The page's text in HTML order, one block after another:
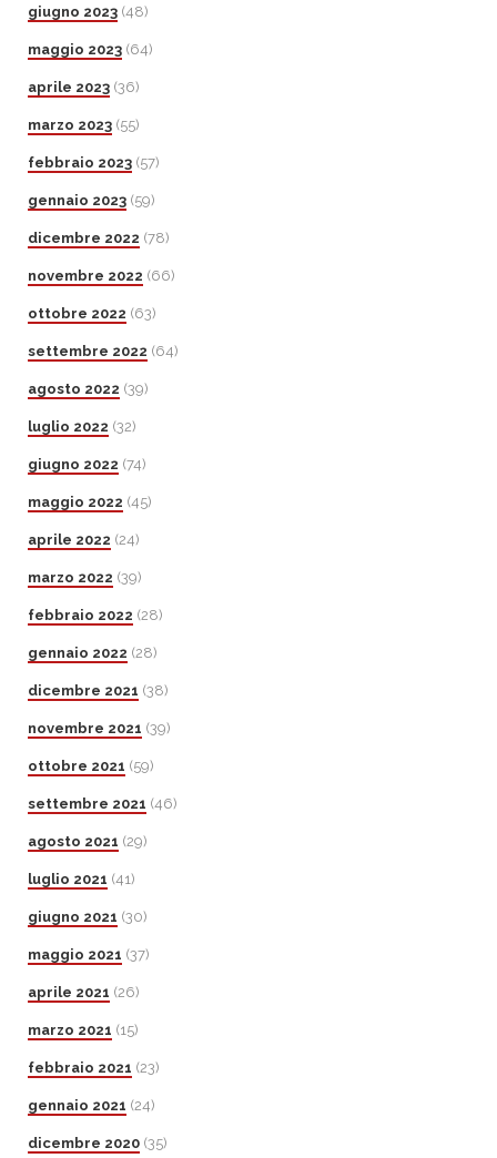
giugno 2023 (48)
maggio 2023 (64)
aprile 2023 (36)
marzo 2023 (55)
febbraio 2023 (57)
gennaio 2023 (59)
dicembre 2022 (78)
novembre 2022 (66)
ottobre 2022 (63)
settembre 2022 (64)
agosto 2022 (39)
luglio 2022 (32)
giugno 2022 (74)
maggio 2022 (45)
aprile 2022 (24)
marzo 2022 (39)
febbraio 2022 (28)
gennaio 2022 (28)
dicembre 2021 (38)
novembre 2021 (39)
ottobre 2021 (59)
settembre 2021 (46)
agosto 2021 (29)
luglio 2021 (41)
giugno 2021 (30)
maggio 2021 (37)
aprile 2021 (26)
marzo 2021 (15)
febbraio 2021 (23)
gennaio 2021 (24)
dicembre 2020 (35)